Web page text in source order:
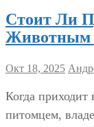
Стоит Ли
Животным
Окт 18, 2025
Когда
питомцем,